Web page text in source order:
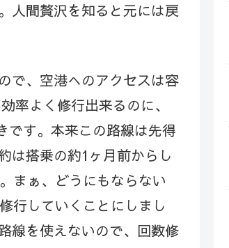
人間贅沢を知ると元には戻
で、空港へのアクセスは容
率よく修行出来るのに、
です。本来この路線は先得
は搭乗の約1ヶ月前からし
まぁ、どうにもならない
行していくことにしまし
線を使えないので、回数修